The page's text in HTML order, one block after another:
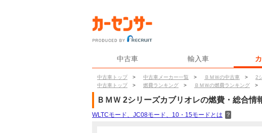
中古車 輸入車
中古車トップ > 中古車メーカー一覧 > ＢＭＷの中古車 > 2
中古車トップ
> 燃費ランキング > ＢＭＷの燃費ランキング >
ＢＭＷ 2シリーズカブリオレの燃費・総合情
WLTCモード、JC08モード、10・15モードとは ？